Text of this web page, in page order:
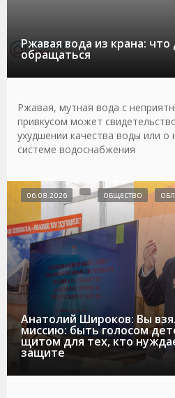
Ржавая вода из крана:
обращаться
Ржавая, мутная вода с
привкусом может
ухудшении качества воды или о
системе водоснабжения
Анатолий Широков: Вы
миссию: быть голосом
щитом для тех, кто
защите
06.08.2026 ОБЩЕСТВО